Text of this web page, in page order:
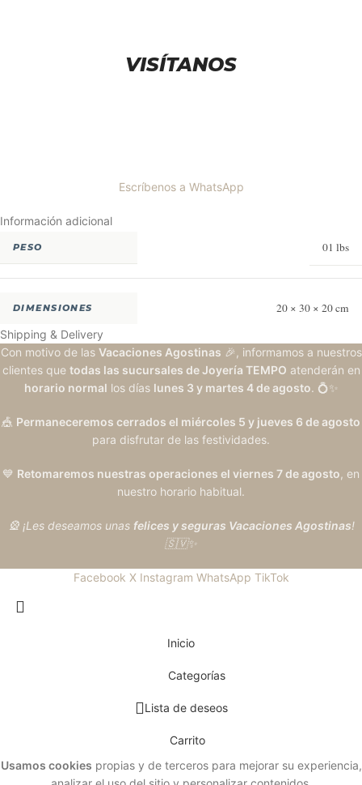
VISÍTANOS
Escríbenos a WhatsApp
Información adicional
PESO 01 lbs
DIMENSIONES 20 × 30 × 20 cm
Shipping & Delivery
Con motivo de las Vacaciones Agostinas 🎉, informamos a nuestros
clientes que todas las sucursales de Joyería TEMPO atenderán en
horario normal los días lunes 3 y martes 4 de agosto. 💍✨
🎪 Permaneceremos cerrados el miércoles 5 y jueves 6 de agosto
para disfrutar de las festividades.
💙 Retomaremos nuestras operaciones el viernes 7 de agosto, en
nuestro horario habitual.
🎡 ¡Les deseamos unas felices y seguras Vacaciones Agostinas!
🇸🇻✨
Facebook X Instagram WhatsApp TikTok
Inicio
Categorías
Lista de deseos
Carrito
Usamos cookies propias y de terceros para mejorar su experiencia,